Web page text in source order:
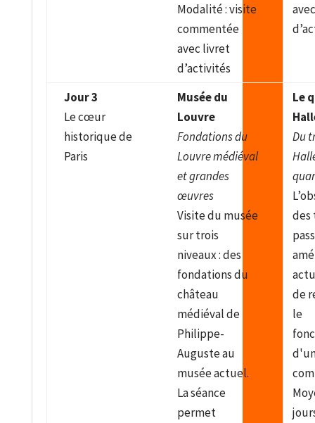
Modalité : visite
commentée
avec livret
d’activités
Jour 3
Le cœur
historique de
Paris
Musée du
Louvre
Fondations du
Louvre médiéval
et grandes
œuvres
Visite du musée
sur trois
niveaux : des
fondations du
château
médiéval de
Philippe-
Auguste au
musée actuel.
La séance
permet
Le
Du
des
de
le